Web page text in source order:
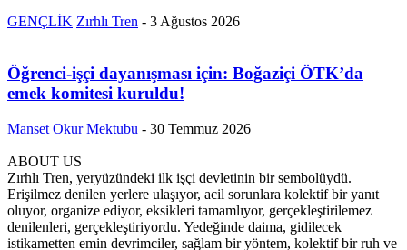
GENÇLİK Zırhlı Tren - 3 Ağustos 2026
Öğrenci-işçi dayanışması için: Boğaziçi ÖTK’da
emek komitesi kuruldu!
Manset Okur Mektubu - 30 Temmuz 2026
ABOUT US
Zırhlı Tren, yeryüzündeki ilk işçi devletinin bir sembolüydü.
Erişilmez denilen yerlere ulaşıyor, acil sorunlara kolektif bir yanıt
oluyor, organize ediyor, eksikleri tamamlıyor, gerçekleştirilemez
denilenleri, gerçekleştiriyordu. Yedeğinde daima, gidilecek
istikametten emin devrimciler, sağlam bir yöntem, kolektif bir ruh ve